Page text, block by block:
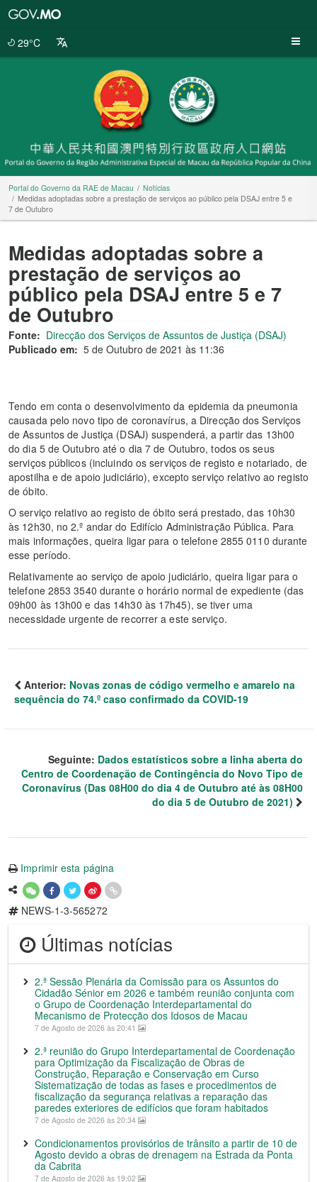
29°C
Portal do Governo da RAE de Macau
Notícias
Medidas adoptadas sobre a prestação de serviços ao público pela DSAJ entre 5 e
7 de Outubro
Medidas adoptadas sobre a
prestação de serviços ao
público pela DSAJ entre 5 e 7
de Outubro
Fonte: Direcção dos Serviços de Assuntos de Justiça (DSAJ)
Publicado em: 5 de Outubro de 2021 às 11:36
Tendo em conta o desenvolvimento da epidemia da pneumonia
causada pelo novo tipo de coronavírus, a Direcção dos Serviços
de Assuntos de Justiça (DSAJ) suspenderá, a partir das 13h00
do dia 5 de Outubro até o dia 7 de Outubro, todos os seus
serviços públicos (incluindo os serviços de registo e notariado, de
apostilha e de apoio judiciário), excepto serviço relativo ao registo
de óbito.
O serviço relativo ao registo de óbito será prestado, das 10h30
às 12h30, no 2.º andar do Edifício Administração Pública. Para
mais informações, queira ligar para o telefone 2855 0110 durante
esse período.
Relativamente ao serviço de apoio judiciário, queira ligar para o
telefone 2853 3540 durante o horário normal de expediente (das
09h00 às 13h00 e das 14h30 às 17h45), se tiver uma
necessidade urgente de recorrer a este serviço.
Anterior: Novas zonas de código vermelho e amarelo na
sequência do 74.º caso confirmado da COVID-19
Seguinte: Dados estatísticos sobre a linha aberta do
Centro de Coordenação de Contingência do Novo Tipo de
Coronavírus (Das 08H00 do dia 4 de Outubro até às 08H00
do dia 5 de Outubro de 2021)
Imprimir esta página
NEWS-1-3-565272
Últimas notícias
2.ª Sessão Plenária da Comissão para os Assuntos do
Cidadão Sénior em 2026 e também reunião conjunta com
o Grupo de Coordenação Interdepartamental do
Mecanismo de Protecção dos Idosos de Macau
7 de Agosto de 2026 às 20:41
2.ª reunião do Grupo Interdepartamental de Coordenação
para Optimização da Fiscalização de Obras de
Construção, Reparação e Conservação em Curso
Sistematização de todas as fases e procedimentos de
fiscalização da segurança relativas a reparação das
paredes exteriores de edifícios que foram habitados
7 de Agosto de 2026 às 20:34
Condicionamentos provisórios de trânsito a partir de 10 de
Agosto devido a obras de drenagem na Estrada da Ponta
da Cabrita
7 de Agosto de 2026 às 19:02